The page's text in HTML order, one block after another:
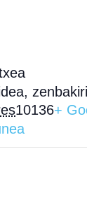
10136+